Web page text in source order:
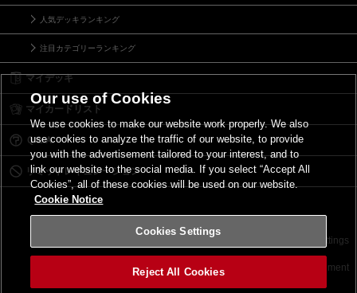
人気デッキランキング
注目カテゴリーランキング
マイデッキ
マイカードリスト
Ｑ＆Ａ
リミットレギュレーション
サイトポリシー Cookies Settings
©2026 Konami Digital Entertainment
Our use of Cookies
We use cookies to make our website work properly. We also
use cookies to analyze the traffic of our website, to provide
you with the advertisement tailored to your interest, and to
link our website to the social media. If you select “Accept All
Cookies”, all of these cookies will be used on our website.
Cookie Notice
Cookies Settings
Reject All Cookies